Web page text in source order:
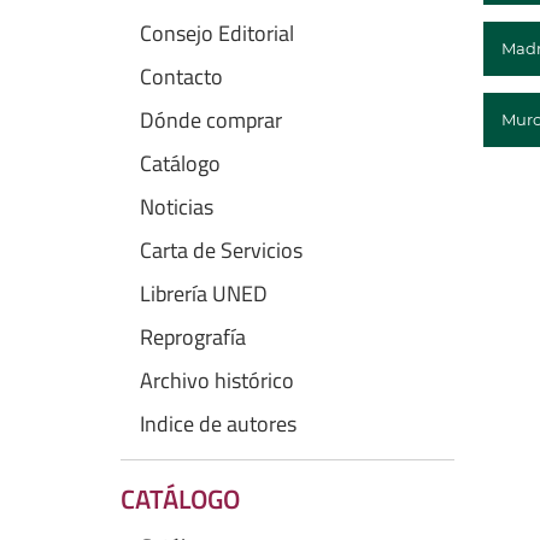
Consejo Editorial
Contacto
Dónde comprar
Catálogo
Noticias
Carta de Servicios
Librería UNED
Reprografía
Archivo histórico
Indice de autores
CATÁLOGO